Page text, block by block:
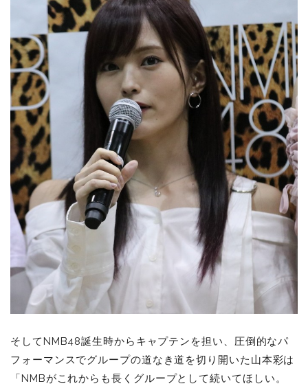
そしてNMB48誕生時からキャプテンを担い、圧倒的なパ
フォーマンスでグループの道なき道を切り開いた山本彩は
「NMBがこれからも長くグループとして続いてほしい。